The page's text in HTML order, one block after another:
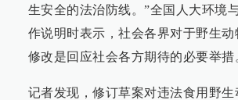
生安全的法治防线。”全国人大环境
作说明时表示，社会各界对于野生
修改是回应社会各方期待的必要举措
记者发现，修订草案对违法食用野